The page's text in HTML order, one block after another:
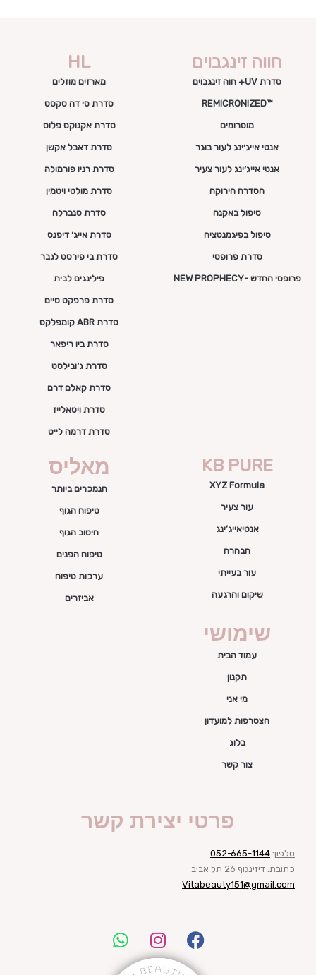
חווה זינגבוים
סדרת UV+ חוה זינגבוים
™REMICRONIZED
מוסרומים
אנטי אייג׳ינג לעור בוגר
אנטי אייג׳ינג לעור צעיר
הסדרה הירוקה
טיפול באקנה
טיפול בפיגמנטציה
סדרת פרופסי
פרופסי החדש -NEW PROPHECY
HL
מארזים מוזלים
סדרת סי דה סקסס
סדרת אקנוקס פלוס
סדרת דאבל אקשן
סדרת רניו פורמולה
סדרת מולטי ויטמין
סדרת סנברלה
סדרת אייג׳ דיפנס
סדרת בי פירסט לגבר
פילינגים לבית
סדרת פרפקט טיים
סדרת ABR קומפלקס
סדרת ביו ריפאר
סדרת ג׳ובילסט
סדרת קאלם דרם
סדרת ויטאלייז
סדרת דרמה לייט
KB PURE
XYZ Formula
עור צעיר
אנטיאייג’ינג
הבהרה
עור בעייתי
שיקום והרגעה
מאליס
הנמכרים ביותר
טיפוח הגוף
חיטוב הגוף
טיפוח הפנים
ערכות טיפוח
אביזרים
שימושי
עמוד הבית
תקנון
מי אני
הצטרפות למועדון
בלוג
צור קשר
פרטי יצירת קשר
טלפון:
052-665-1144
כתובת: דיזינגוף 26 תל אביב
Vitabeauty151@gmail.com
F
a
c
I
n
s
W
h
a